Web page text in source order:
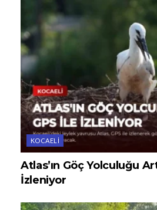
KOCAELI
Atlas’ın Göç Yolculuğu
İzleniyor